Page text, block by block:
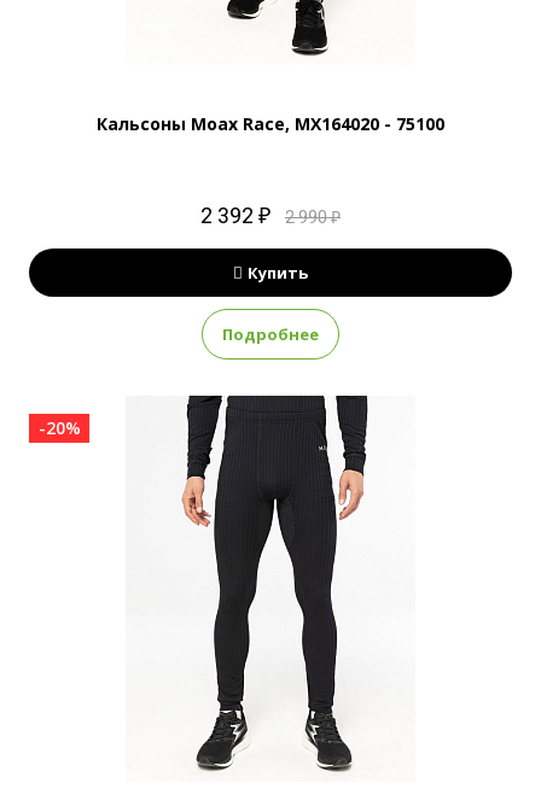
Кальсоны Moax Race, MX164020 - 75100
2 392 ₽ 2 990 ₽
Купить
Подробнее
-20%